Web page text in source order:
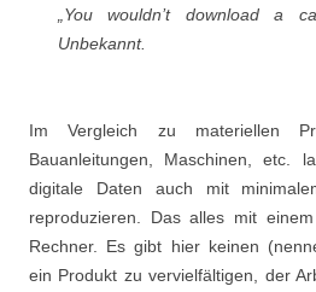
„You wouldn’t download a
Unbekannt.
Im Vergleich zu materiellen
Bauanleitungen, Maschinen, etc.
digitale Daten auch mit
reproduzieren. Das alles mit
Rechner. Es gibt hier keinen
ein Produkt zu vervielfältigen, der